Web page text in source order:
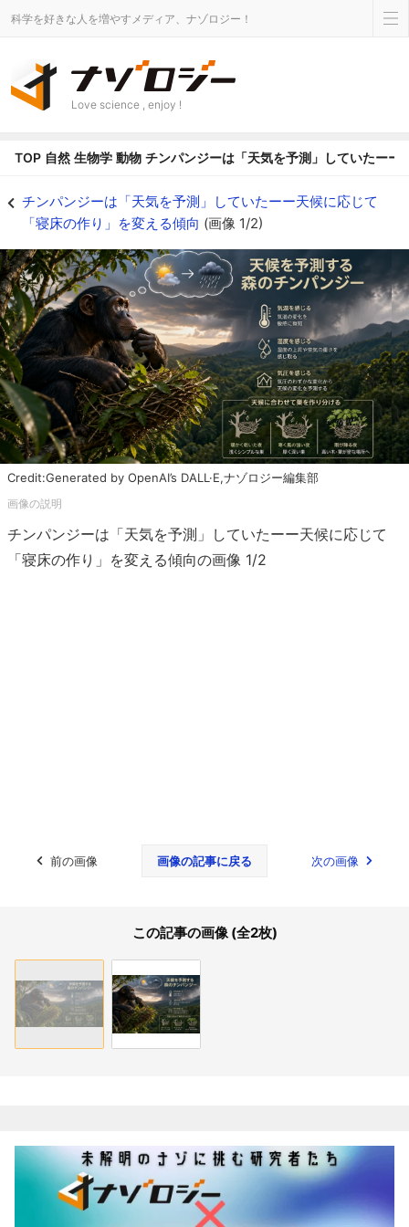
科学を好きな人を増やすメディア、ナゾロジー！
Love science , enjoy !
TOP 自然 生物学 動物 チンパンジーは「天気を予測」していたー
チンパンジーは「天気を予測」していたーー天候に応じて
「寝床の作り」を変える傾向 (画像 1/2)
Credit:Generated by OpenAI’s DALL·E,ナゾロジー編集部
チンパンジーは「天気を予測」していたーー天候に応じて
「寝床の作り」を変える傾向の画像 1/2
前の画像 画像の記事に戻る 次の画像
この記事の画像 (全2枚)